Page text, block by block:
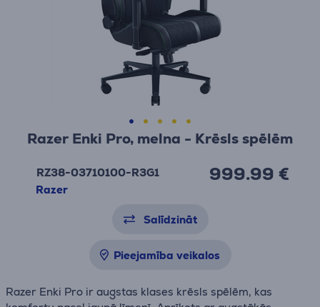
Razer Enki Pro, melna - Krēsls spēlēm
RZ38-03710100-R3G1
Razer
999.99 €
Salīdzināt
Pieejamība veikalos
Razer Enki Pro ir augstas klases krēsls spēlēm, kas